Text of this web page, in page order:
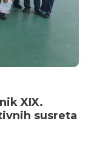
XIX.
susreta